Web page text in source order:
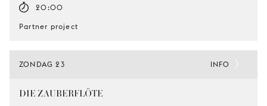
20:00
Partner project
ZONDAG 23
DIE ZAUBERFLÖTE
INFO